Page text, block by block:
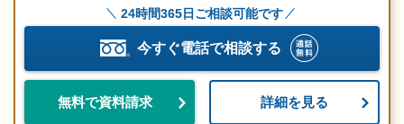
24時間365日ご相談可能です
今すぐ電話で相談する
無料で資料請求 詳細を見る